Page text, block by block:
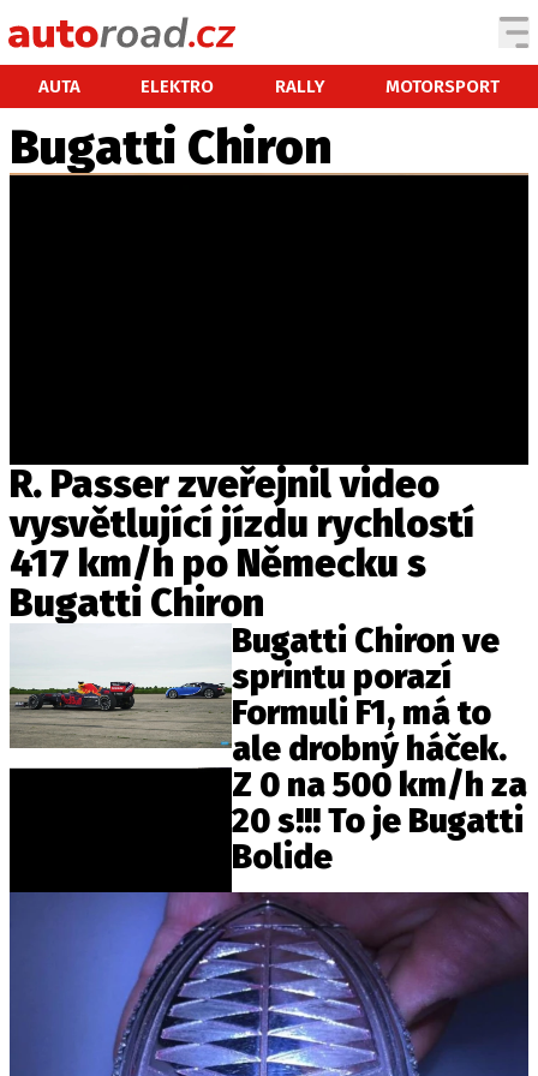
AUTA ELEKTRO RALLY MOTORSPORT
AUTA
TESTY AUT
NOVINKY
TUNING
PROFI
ELEKTRO
NOVINKY ZE SVĚTA EV
TESTY ELEKTROMOBILŮ
TRH S ELEKTROMOBILY
RALLY
OSTATNÍ
TISKOVKY
ROZHOVORY
DAKAR
Z DOMOVA
ZE SVĚTA
MOTORSPORT
Bugatti Chiron
R. Passer zveřejnil video
vysvětlující jízdu rychlostí
417 km/h po Německu s
Bugatti Chiron
Bugatti Chiron ve
sprintu porazí
Formuli F1, má to
ale drobný háček.
Z 0 na 500 km/h za
20 s!!! To je Bugatti
Bolide